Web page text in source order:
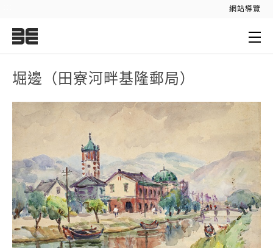
網站導覽
堀邊（田寮河畔基隆郵局）